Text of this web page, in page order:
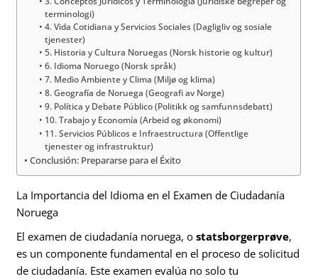
terminologi)
4. Vida Cotidiana y Servicios Sociales (Dagligliv og sosiale
tjenester)
5. Historia y Cultura Noruegas (Norsk historie og kultur)
6. Idioma Noruego (Norsk språk)
7. Medio Ambiente y Clima (Miljø og klima)
8. Geografía de Noruega (Geografi av Norge)
9. Política y Debate Público (Politikk og samfunnsdebatt)
10. Trabajo y Economía (Arbeid og økonomi)
11. Servicios Públicos e Infraestructura (Offentlige
tjenester og infrastruktur)
Conclusión: Prepararse para el Éxito
La Importancia del Idioma en el Examen de Ciudadanía
Noruega
El examen de ciudadanía noruega, ostatsborgerprøve,
es un componente fundamental en el proceso de solicitud
de ciudadanía. Este examen evalúa no solo tu